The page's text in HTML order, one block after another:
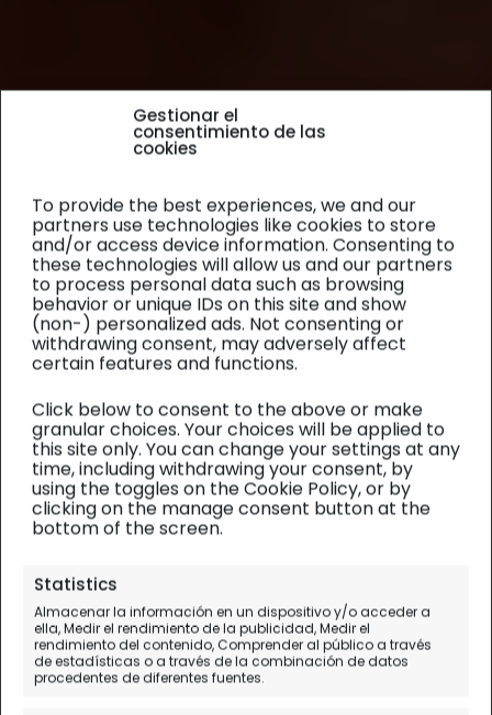
Gestionar el
consentimiento de las
cookies
To provide the best experiences, we and our
partners use technologies like cookies to store
and/or access device information. Consenting to
these technologies will allow us and our partners
to process personal data such as browsing
behavior or unique IDs on this site and show
(non-) personalized ads. Not consenting or
withdrawing consent, may adversely affect
certain features and functions.
Click below to consent to the above or make
granular choices. Your choices will be applied to
this site only. You can change your settings at any
time, including withdrawing your consent, by
using the toggles on the Cookie Policy, or by
clicking on the manage consent button at the
bottom of the screen.
Statistics
Almacenar la información en un dispositivo y/o acceder a
ella, Medir el rendimiento de la publicidad, Medir el
rendimiento del contenido, Comprender al público a través
de estadísticas o a través de la combinación de datos
procedentes de diferentes fuentes.
El desierto de Wadi
Rum